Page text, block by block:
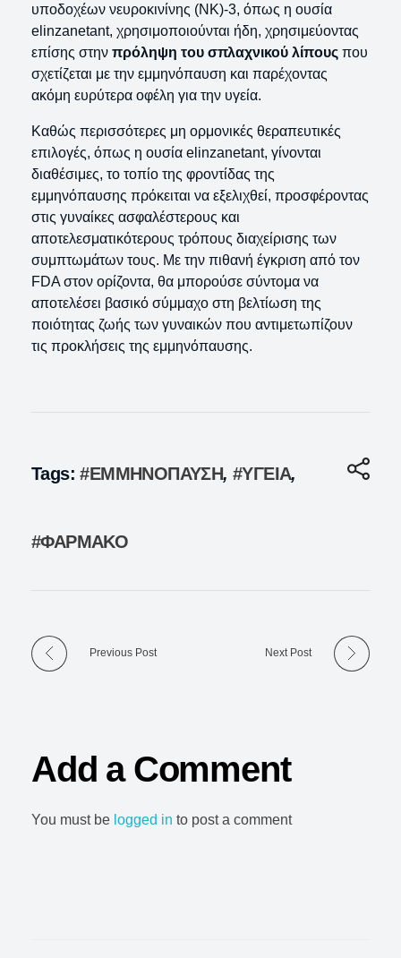
υποδοχέων νευροκινίνης (NK)-3, όπως η ουσία
elinzanetant, χρησιμοποιούνται ήδη, χρησιμεύοντας
επίσης στην πρόληψη του σπλαχνικού λίπους που
σχετίζεται με την εμμηνόπαυση και παρέχοντας
ακόμη ευρύτερα οφέλη για την υγεία.
Καθώς περισσότερες μη ορμονικές θεραπευτικές
επιλογές, όπως η ουσία elinzanetant, γίνονται
διαθέσιμες, το τοπίο της φροντίδας της
εμμηνόπαυσης πρόκειται να εξελιχθεί, προσφέροντας
στις γυναίκες ασφαλέστερους και
αποτελεσματικότερους τρόπους διαχείρισης των
συμπτωμάτων τους. Με την πιθανή έγκριση από τον
FDA στον ορίζοντα, θα μπορούσε σύντομα να
αποτελέσει βασικό σύμμαχο στη βελτίωση της
ποιότητας ζωής των γυναικών που αντιμετωπίζουν
τις προκλήσεις της εμμηνόπαυσης.
Tags:#ΕΜΜΗΝΟΠΑΥΣΗ,#ΥΓΕΙΑ,
#ΦΑΡΜΑΚΟ
Previous Post Next Post
Add a Comment
You must be logged in to post a comment